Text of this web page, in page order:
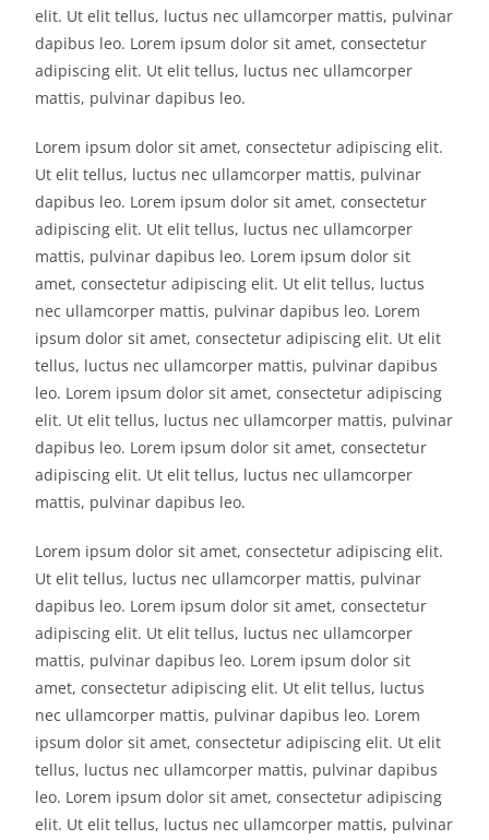
elit. Ut elit tellus, luctus nec ullamcorper mattis, pulvinar
dapibus leo. Lorem ipsum dolor sit amet, consectetur
adipiscing elit. Ut elit tellus, luctus nec ullamcorper
mattis, pulvinar dapibus leo.
Lorem ipsum dolor sit amet, consectetur adipiscing elit.
Ut elit tellus, luctus nec ullamcorper mattis, pulvinar
dapibus leo. Lorem ipsum dolor sit amet, consectetur
adipiscing elit. Ut elit tellus, luctus nec ullamcorper
mattis, pulvinar dapibus leo. Lorem ipsum dolor sit
amet, consectetur adipiscing elit. Ut elit tellus, luctus
nec ullamcorper mattis, pulvinar dapibus leo. Lorem
ipsum dolor sit amet, consectetur adipiscing elit. Ut elit
tellus, luctus nec ullamcorper mattis, pulvinar dapibus
leo. Lorem ipsum dolor sit amet, consectetur adipiscing
elit. Ut elit tellus, luctus nec ullamcorper mattis, pulvinar
dapibus leo. Lorem ipsum dolor sit amet, consectetur
adipiscing elit. Ut elit tellus, luctus nec ullamcorper
mattis, pulvinar dapibus leo.
Lorem ipsum dolor sit amet, consectetur adipiscing elit.
Ut elit tellus, luctus nec ullamcorper mattis, pulvinar
dapibus leo. Lorem ipsum dolor sit amet, consectetur
adipiscing elit. Ut elit tellus, luctus nec ullamcorper
mattis, pulvinar dapibus leo. Lorem ipsum dolor sit
amet, consectetur adipiscing elit. Ut elit tellus, luctus
nec ullamcorper mattis, pulvinar dapibus leo. Lorem
ipsum dolor sit amet, consectetur adipiscing elit. Ut elit
tellus, luctus nec ullamcorper mattis, pulvinar dapibus
leo. Lorem ipsum dolor sit amet, consectetur adipiscing
elit. Ut elit tellus, luctus nec ullamcorper mattis, pulvinar